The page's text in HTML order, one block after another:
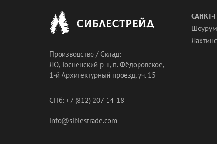
Производство / Склад:
ЛО, Тосненский р-н, п. Фёдоровское,
1-й Архитектурный проезд, уч. 15
СПб: +7 (812) 207-14-18
info@siblestrade.com
САНКТ-